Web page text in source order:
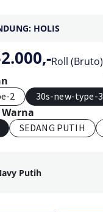
HOLIS
Roll (Bruto)
2 30s-new-type-3
SEDANG PUTIH
Putih